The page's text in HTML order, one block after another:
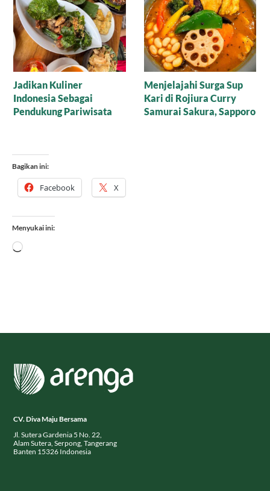
Menikmati Kelezatan
Daifuku Strawberry
Mochi ala Jepang
Menembus Kabut
Halimun, Menemukan
“Emas Hitam” di Hutan
Bagikan ini:
Menyukai ini:
CV. Diva Maju Bersama
Jl. Sutera Gardenia 5 No. 22,
Alam Sutera, Serpong, Tangerang